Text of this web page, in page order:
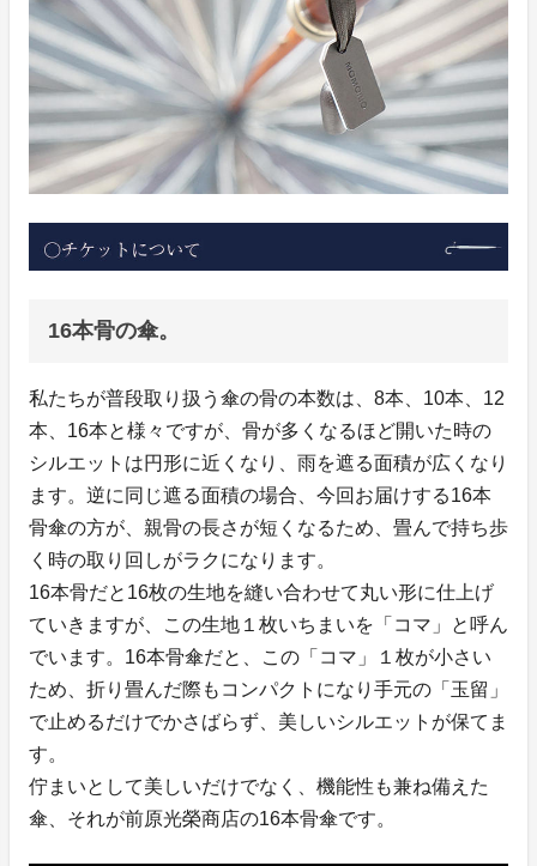
16本骨の傘。
私たちが普段取り扱う傘の骨の本数は、8本、10本、12
本、16本と様々ですが、骨が多くなるほど開いた時の
シルエットは円形に近くなり、雨を遮る面積が広くなり
ます。逆に同じ遮る面積の場合、今回お届けする16本
骨傘の方が、親骨の長さが短くなるため、畳んで持ち歩
く時の取り回しがラクになります。
16本骨だと16枚の生地を縫い合わせて丸い形に仕上げ
ていきますが、この生地１枚いちまいを「コマ」と呼ん
でいます。16本骨傘だと、この「コマ」１枚が小さい
ため、折り畳んだ際もコンパクトになり手元の「玉留」
で止めるだけでかさばらず、美しいシルエットが保てま
す。
佇まいとして美しいだけでなく、機能性も兼ね備えた
傘、それが前原光榮商店の16本骨傘です。